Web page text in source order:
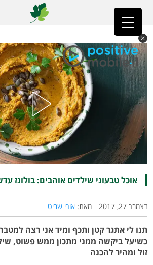
ראשי»רק מתכונים אוכל טבעוני שילדים אוהבים:
אוכל טבעוני שילדים אוהבים: בולונז
דצמבר 27, 2017 מאת: אורי שביט
תנו לי אתגר קטן ותכף ומיד אני רצה
כשיעל ביקשה ממני מתכון ממש פשוט,
זול ומהיר להכנה